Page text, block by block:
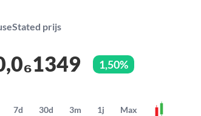
prijs
1,50%
7d 30d 3m 1j Max